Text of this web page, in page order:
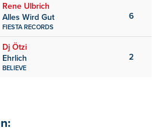
Rene Ulbrich
Alles Wird Gut
FIESTA RECORDS
6
Dj Ötzi
Ehrlich
BELIEVE
2